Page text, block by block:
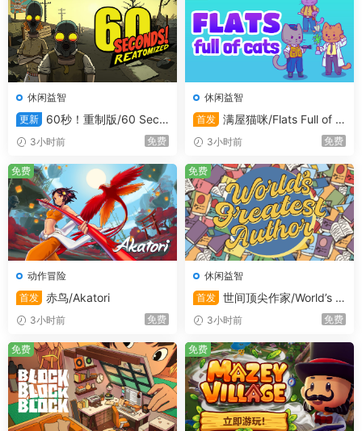
休闲益智
更新
60秒！重制版/60 Seco
nds! Reatomized
3小时前 免费
休闲益智
首发 满屋猫咪/Flats Full of C
ats3小时前 免费
动作冒险
首发 赤鸟/Akatori
3小时前 免费
免费
休闲益智
首发 世间顶尖作家/World’s G
reatest Author
3小时前 免费
免费
免费 免费